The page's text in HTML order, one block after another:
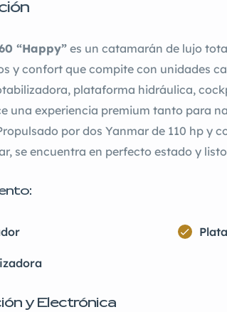
“Happy” es un catamarán de lujo
y confort que compite con unidades
plataforma hidráulica,
una experiencia premium tanto para
por dos Yanmar de 110 hp y
se encuentra en perfecto estado y
y Electrónica